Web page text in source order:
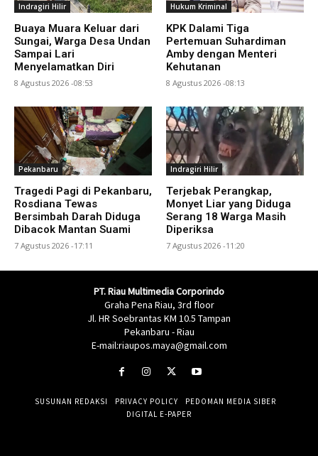
Indragiri Hilir
Buaya Muara Keluar dari
Sungai, Warga Desa Undan
Sampai Lari
Menyelamatkan Diri
8 Agustus 2026 -08:53
Hukum Kriminal
KPK Dalami Tiga
Pertemuan Suhardiman
Amby dengan Menteri
Kehutanan
8 Agustus 2026 -08:13
Pekanbaru
Tragedi Pagi di Pekanbaru,
Rosdiana Tewas
Bersimbah Darah Diduga
Dibacok Mantan Suami
7 Agustus 2026 -17:11
Indragiri Hilir
Terjebak Perangkap,
Monyet Liar yang Diduga
Serang 18 Warga Masih
Diperiksa
7 Agustus 2026 -11:20
PT. Riau Multimedia Corporindo
Graha Pena Riau, 3rd floor
Jl. HR Soebrantas KM 10.5 Tampan
Pekanbaru - Riau
E-mail:riaupos.maya@gmail.com
SUSUNAN REDAKSI PRIVACY POLICY
PEDOMAN MEDIA SIBER
DIGITAL E-PAPER